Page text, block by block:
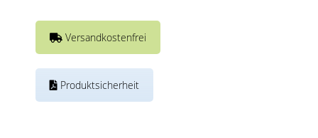
Versandkostenfrei
Produktsicherheit